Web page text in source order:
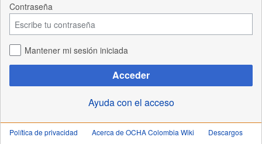
Contraseña
Mantener mi sesión iniciada
Acceder
Ayuda con el acceso
Política de privacidad Acerca de OCHA Colombia Wiki Descargos